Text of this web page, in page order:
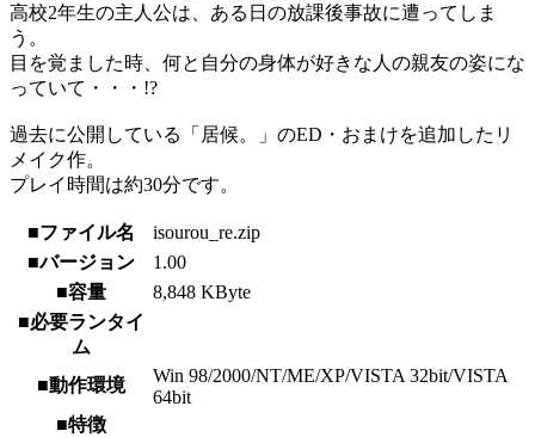
高校2年生の主人公は、ある日の放課後事故に遭ってしま
う。
目を覚ました時、何と自分の身体が好きな人の親友の姿にな
っていて・・・!?
過去に公開している「居候。」のED・おまけを追加したリ
メイク作。
プレイ時間は約30分です。
■ファイル名
isourou_re.zip
■バージョン
1.00
■容量
8,848 KByte
■必要ランタイ
ム
■動作環境
Win 98/2000/NT/ME/XP/VISTA 32bit/VISTA
64bit
■特徴